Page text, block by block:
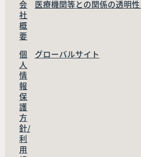
会
社
概
要
医療機関等との関係の透明
個
人
情
報
保
護
方
針/
利
用
グローバルサイト